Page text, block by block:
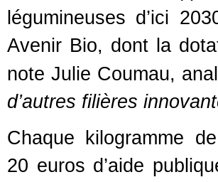
légumineuses d’ici
Avenir Bio, dont la
note Julie Coumau,
d’autres filières
Chaque kilogramme
20 euros d’aide